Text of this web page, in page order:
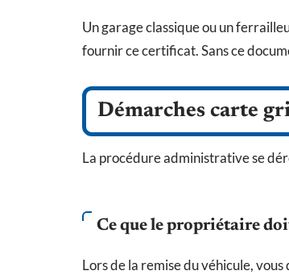
Un garage classique ou un
fournir ce certificat. Sans ce
Démarches carte
La procédure administrative se
Ce que le propriétaire
Lors de la remise du véhicule,